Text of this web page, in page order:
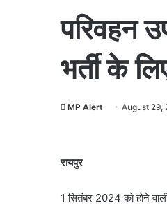
परिवहन
भर्ती के
MP Alert August 29,
रायपुर
1 सितंबर 2024 को होने